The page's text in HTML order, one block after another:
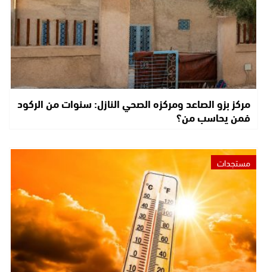
مركز بزو الصاعد ومركزه الصحي النازل: سنوات من الركود
فمن يحاسب من؟
مستجدات